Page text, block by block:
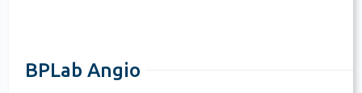
BPLab Angio